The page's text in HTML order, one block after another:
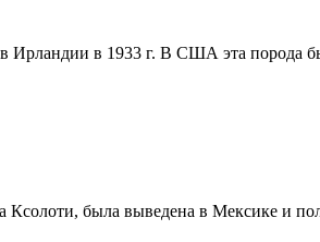
Ирландии в 1933 г. В США эта порода
Ксолоти, была выведена в Мексике и